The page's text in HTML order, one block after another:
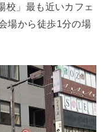
校」最も近いカフェ
場から徒歩1分の場